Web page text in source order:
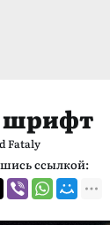
шрифт
Fataly
ссылкой: